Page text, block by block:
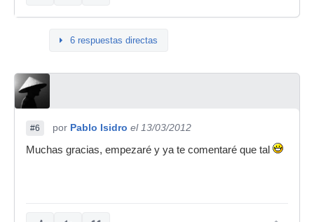
6 respuestas directas
#6 por Pablo Isidro el 13/03/2012
Muchas gracias, empezaré y ya te comentaré que tal